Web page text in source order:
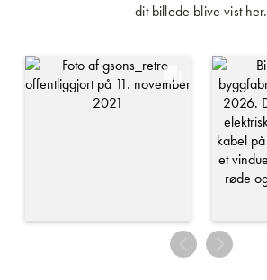
dit billede blive vist her.